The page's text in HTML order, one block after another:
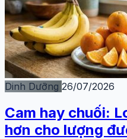
Dinh Dưỡng 26/07/2026
Cam hay chuối:
hơn cho lượng